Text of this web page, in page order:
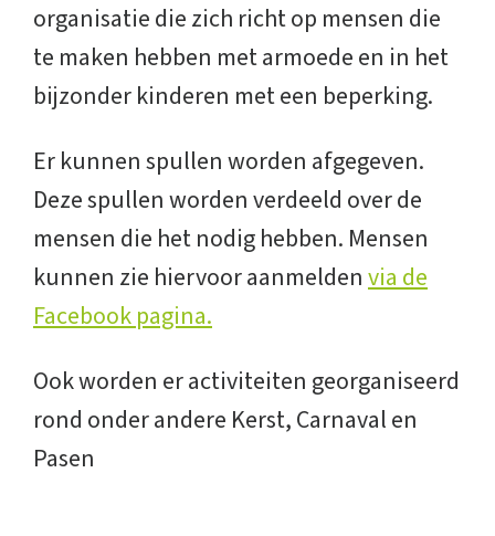
organisatie die zich richt op mensen die
te maken hebben met armoede en in het
bijzonder kinderen met een beperking.
Er kunnen spullen worden afgegeven.
Deze spullen worden verdeeld over de
mensen die het nodig hebben. Mensen
kunnen zie hiervoor aanmeldenvia de
Facebook pagina.
Ook worden er activiteiten georganiseerd
rond onder andere Kerst, Carnaval en
Pasen